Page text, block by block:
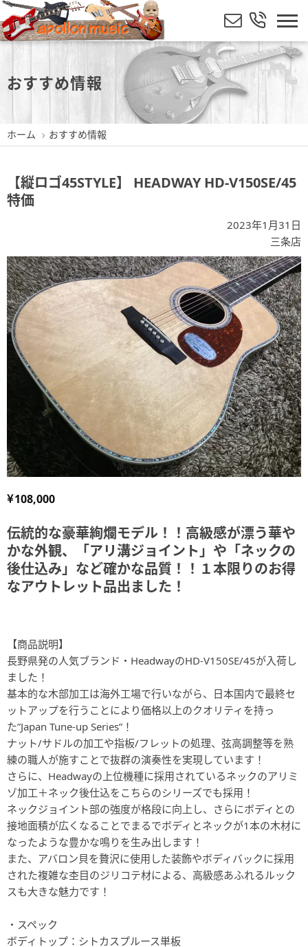
おすすめ情報
ホーム おすすめ情報
【縦ロゴ45STYLE】 HEADWAY HD-V150SE/45
特価
2023年1月31日
三条店
108,000
伝統的な豪華絢爛モデル！！高級感が漂う華や
かな外観、「アリ溝ジョイント」や「ネックの
後仕込み」など確かな品質！！１本限りのお得
なアウトレット品出ました！
【商品説明】
長野県発の人気ブランド・HeadwayのHD-V150SE/45が入荷し
ました！
基本的な木部加工は海外工場で行いながら、日本国内で最終セ
ットアップを行うことにより価格以上のクオリティを持っ
た”Japan Tune-up Series”！
ナット/サドルの加工や指板/フレットの処理、弦高調整等を熟
練の職人が施すことで抜群の演奏性を実現しています！
さらに、Headwayの上位機種に採用されているネックのアリミ
ゾ加工＋ネック後仕込をこちらのシリーズでも採用！
ネックジョイント部の強度が格段に向上し、さらにボディとの
接地面積が広くなることでまるでボディとネックが1本の木材に
なったような豊かな鳴りを生み出します！
また、アバロン貝を贅沢に使用した装飾やボディバックに採用
された複雑な杢目のジリコテ材による、高級感あふれるルック
スも大きな魅力です！
・スペック
ボディトップ：シトカスプルース単板